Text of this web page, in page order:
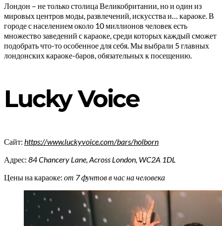
Лондон – не только столица Великобритании, но и один из
мировых центров моды, развлечений, искусства и… караоке. В
городе с населением около 10 миллионов человек есть
множество заведений с караоке, среди которых каждый сможет
подобрать что-то особенное для себя. Мы выбрали 5 главных
лондонских караоке-баров, обязательных к посещению.
Lucky Voice
Сайт: https://www.luckyvoice.com/bars/holborn
Адрес: 84 Chancery Lane, Across London, WC2A 1DL
Цены на караоке: от 7 фунтов в час на человека